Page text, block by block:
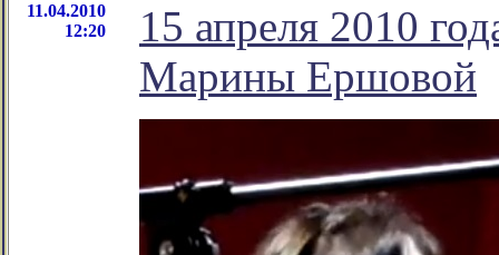
11.04.2010
12:20
15 апреля 2010
Марины Ершовой